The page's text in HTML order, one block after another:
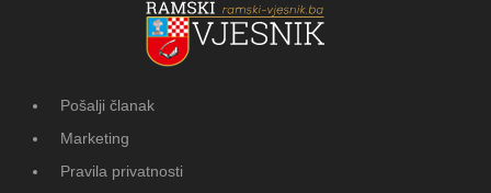
Pošalji članak
Marketing
Pravila privatnosti